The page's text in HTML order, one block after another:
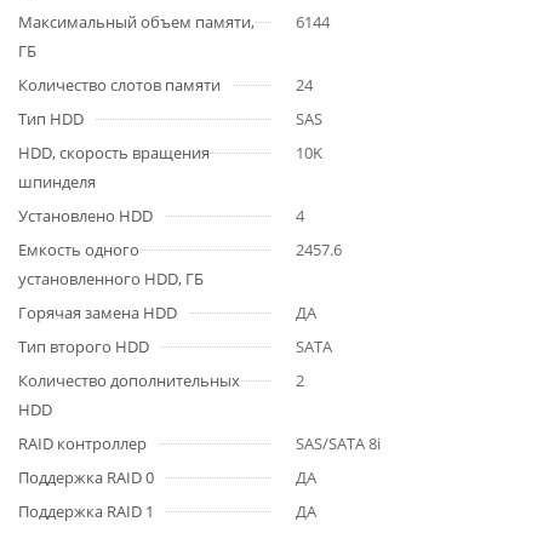
Максимальный объем памяти,
ГБ
6144
Количество слотов памяти
24
Тип HDD
SAS
HDD, cкорость вращения
шпинделя
10K
Установлено HDD
4
Емкость одного
установленного HDD, ГБ
2457.6
Горячая замена HDD
ДА
Тип второго HDD
SATA
Количество дополнительных
HDD
2
RAID контроллер
SAS/SATA 8i
Поддержка RAID 0
ДА
Поддержка RAID 1
ДА